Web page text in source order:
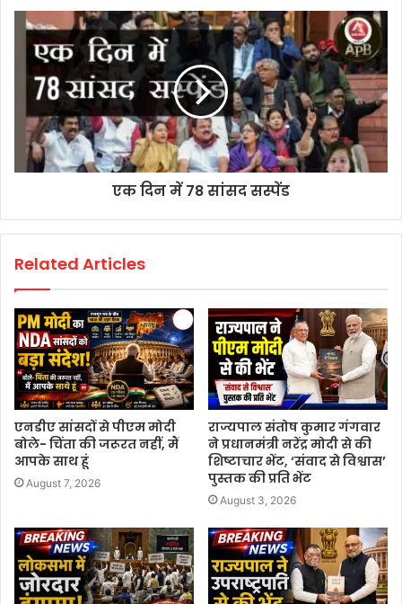
एक दिन में 78 सांसद सस्पेंड
Related Articles
एनडीए सांसदों से पीएम मोदी
बोले- चिंता की जरूरत नहीं, मैं
आपके साथ हूं
August 7, 2026
राज्यपाल संतोष कुमार गंगवार
ने प्रधानमंत्री नरेंद्र मोदी से की
शिष्टाचार भेंट, ‘संवाद से विश्वास’
पुस्तक की प्रति भेंट
August 3, 2026